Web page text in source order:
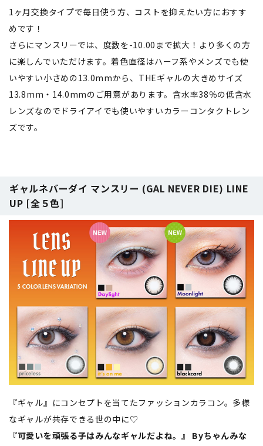
1ヶ月交換タイプで毎日使う方、コストを抑えたい方におすす
めです！
さらにマンスリーでは、度数を-10.00まで拡大！より多くの方
に楽しんでいただけます。着色直径はハーフ系やメンズでも使
いやすい小さめの13.0mmから、THEギャルの大きめサイズ
13.8mm・14.0mmのご用意があります。含水率38％の低含水
レンズなのでドライアイでも使いやすいカラーコンタクトレン
ズです。
ギャルネバーダイ マンスリー (GAL NEVER DIE) LINE
UP [全５色]
『ギャル』にコンセプトを当てたファッションカラコン。多様
なギャルが共存できる世の中に♡
『可愛いを頑張る子はみんなギャルだよね。』 Byちゃんみな